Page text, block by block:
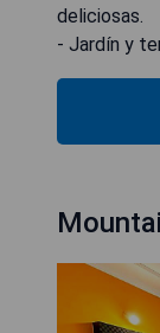
deliciosas.
- Jardín y